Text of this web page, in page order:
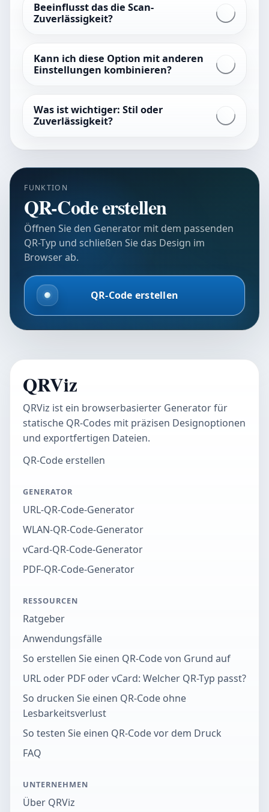
Beeinflusst das die Scan-
Zuverlässigkeit?
Kann ich diese Option mit anderen
Einstellungen kombinieren?
Was ist wichtiger: Stil oder
Zuverlässigkeit?
FUNKTION
QR-Code erstellen
Öffnen Sie den Generator mit dem passenden
QR-Typ und schließen Sie das Design im
Browser ab.
QR-Code erstellen
QRViz
QRViz ist ein browserbasierter Generator für
statische QR-Codes mit präzisen Designoptionen
und exportfertigen Dateien.
QR-Code erstellen
GENERATOR
URL-QR-Code-Generator
WLAN-QR-Code-Generator
vCard-QR-Code-Generator
PDF-QR-Code-Generator
RESSOURCEN
Ratgeber
Anwendungsfälle
So erstellen Sie einen QR-Code von Grund auf
URL oder PDF oder vCard: Welcher QR-Typ passt?
So drucken Sie einen QR-Code ohne
Lesbarkeitsverlust
So testen Sie einen QR-Code vor dem Druck
FAQ
UNTERNEHMEN
Über QRViz